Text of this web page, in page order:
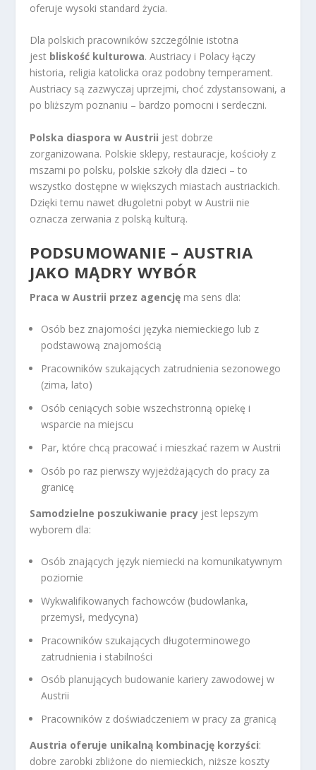
oferuje wysoki standard życia.
Dla polskich pracowników szczególnie istotna
jest bliskość kulturowa. Austriacy i Polacy łączy
historia, religia katolicka oraz podobny temperament.
Austriacy są zazwyczaj uprzejmi, choć zdystansowani, a
po bliższym poznaniu – bardzo pomocni i serdeczni.
Polska diaspora w Austrii jest dobrze
zorganizowana. Polskie sklepy, restauracje, kościoły z
mszami po polsku, polskie szkoły dla dzieci – to
wszystko dostępne w większych miastach austriackich.
Dzięki temu nawet długoletni pobyt w Austrii nie
oznacza zerwania z polską kulturą.
PODSUMOWANIE – AUSTRIA
JAKO MĄDRY WYBÓR
Praca w Austrii przez agencję ma sens dla:
Osób bez znajomości języka niemieckiego lub z
podstawową znajomością
Pracowników szukających zatrudnienia sezonowego
(zima, lato)
Osób ceniących sobie wszechstronną opiekę i
wsparcie na miejscu
Par, które chcą pracować i mieszkać razem w Austrii
Osób po raz pierwszy wyjeżdżających do pracy za
granicę
Samodzielne poszukiwanie pracy jest lepszym
wyborem dla:
Osób znających język niemiecki na komunikatywnym
poziomie
Wykwalifikowanych fachowców (budowlanka,
przemysł, medycyna)
Pracowników szukających długoterminowego
zatrudnienia i stabilności
Osób planujących budowanie kariery zawodowej w
Austrii
Pracowników z doświadczeniem w pracy za granicą
Austria oferuje unikalną kombinację korzyści:
dobre zarobki zbliżone do niemieckich, niższe koszty